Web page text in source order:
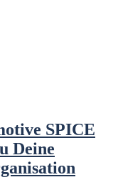
SPICE
Deine